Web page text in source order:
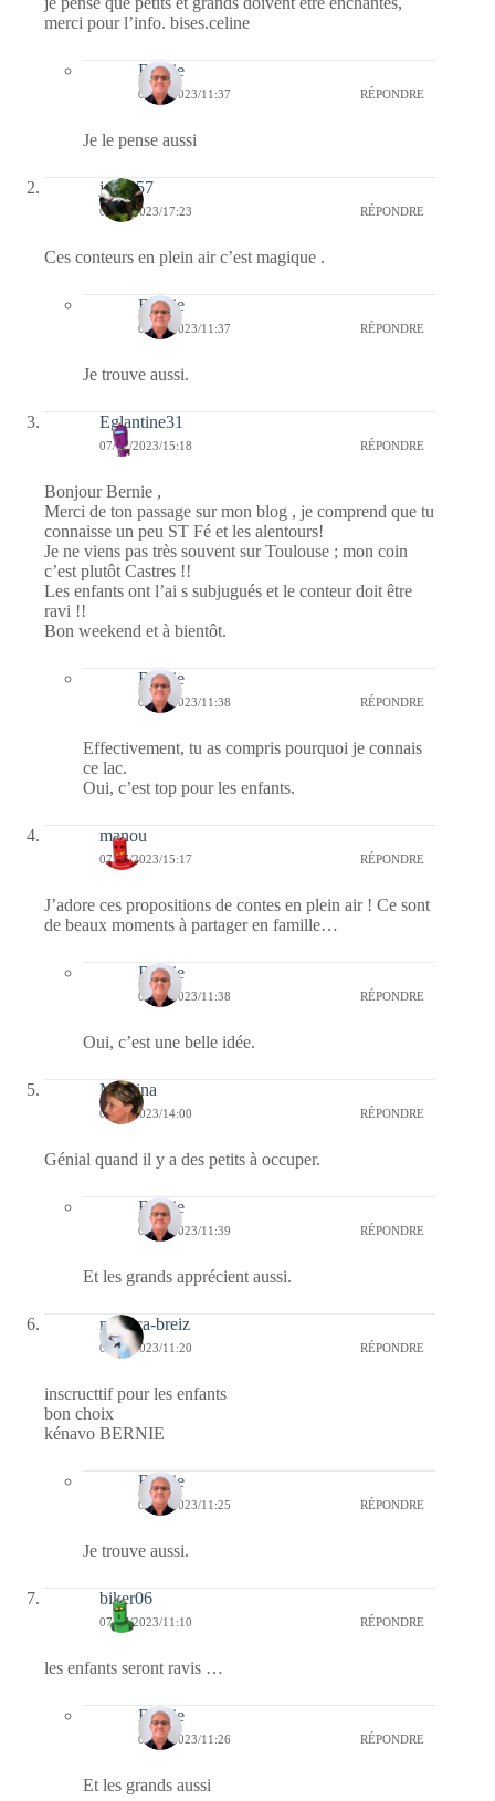
merci pour l’info. bises.celine
Bernie
08/07/2023/11:37 RÉPONDRE
Je le pense aussi
jazzy57
07/07/2023/17:23 RÉPONDRE
Ces conteurs en plein air c’est magique .
Bernie
08/07/2023/11:37 RÉPONDRE
Je trouve aussi.
Eglantine31
07/07/2023/15:18 RÉPONDRE
Bonjour Bernie ,
Merci de ton passage sur mon blog , je comprend que tu
connaisse un peu ST Fé et les alentours!
Je ne viens pas très souvent sur Toulouse ; mon coin
c’est plutôt Castres !!
Les enfants ont l’ai s subjugués et le conteur doit être
ravi !!
Bon weekend et à bientôt.
Bernie
08/07/2023/11:38 RÉPONDRE
Effectivement, tu as compris pourquoi je connais
ce lac.
Oui, c’est top pour les enfants.
manou
07/07/2023/15:17 RÉPONDRE
J’adore ces propositions de contes en plein air ! Ce sont
de beaux moments à partager en famille…
Bernie
08/07/2023/11:38 RÉPONDRE
Oui, c’est une belle idée.
Mamina
07/07/2023/14:00 RÉPONDRE
Génial quand il y a des petits à occuper.
Bernie
08/07/2023/11:39 RÉPONDRE
Et les grands apprécient aussi.
monica-breiz
07/07/2023/11:20 RÉPONDRE
inscructtif pour les enfants
bon choix
kénavo BERNIE
Bernie
07/07/2023/11:25 RÉPONDRE
Je trouve aussi.
biker06
07/07/2023/11:10 RÉPONDRE
les enfants seront ravis …
Bernie
07/07/2023/11:26 RÉPONDRE
Et les grands aussi